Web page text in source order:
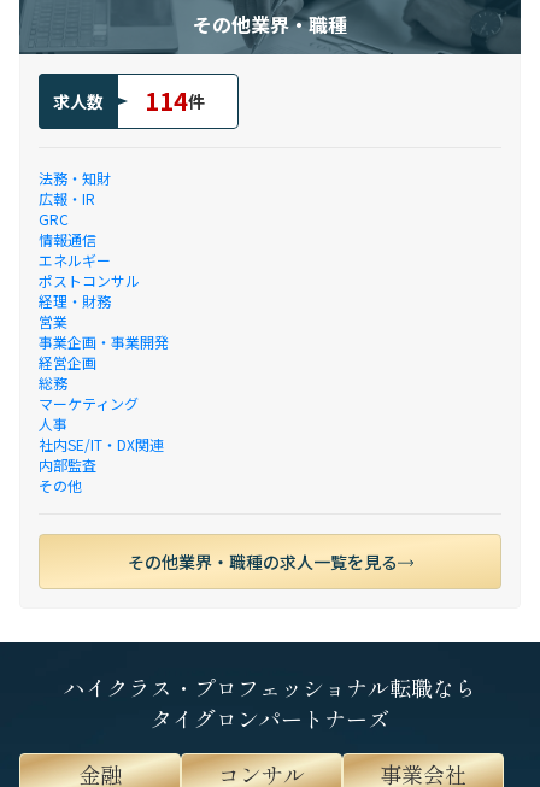
その他業界・職種
求人数 114件
法務・知財
広報・IR
GRC
情報通信
エネルギー
ポストコンサル
経理・財務
営業
事業企画・事業開発
経営企画
総務
マーケティング
人事
社内SE/IT・DX関連
内部監査
その他
その他業界・職種の求人一覧を見る
ハイクラス・プロフェッショナル転職なら
タイグロンパートナーズ
金融
コンサル 事業会社